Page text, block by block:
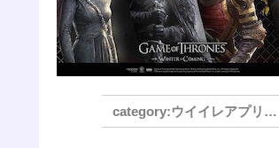
ウイイレアプリ2021